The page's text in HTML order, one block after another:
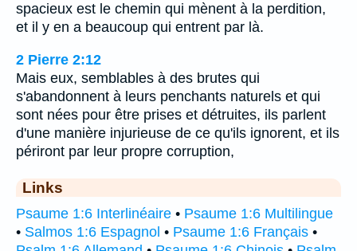
spacieux est le chemin qui mènent à la perdition,
et il y en a beaucoup qui entrent par là.
2 Pierre 2:12
Mais eux, semblables à des brutes qui
s'abandonnent à leurs penchants naturels et qui
sont nées pour être prises et détruites, ils parlent
d'une manière injurieuse de ce qu'ils ignorent, et ils
périront par leur propre corruption,
Links
Psaume 1:6 Interlinéaire • Psaume 1:6 Multilingue
• Salmos 1:6 Espagnol • Psaume 1:6 Français •